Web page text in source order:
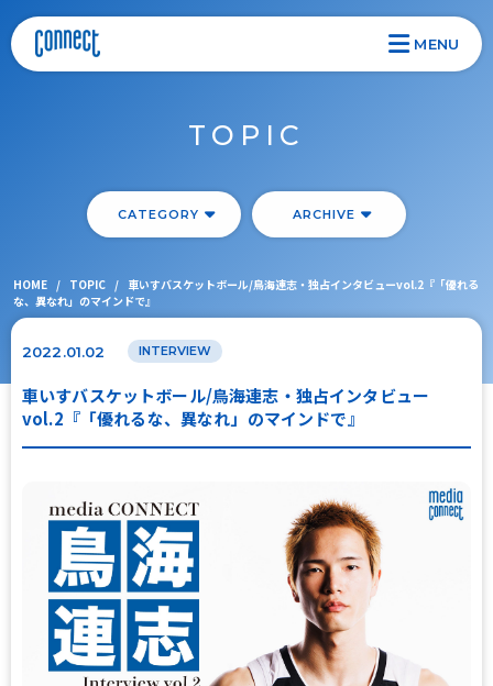
MENU
TOPIC
CATEGORY ARCHIVE
HOME / TOPIC / 車いすバスケットボール/鳥海連志・独占インタビューvol.2『「優れる
な、異なれ」のマインドで』
2022.01.02 INTERVIEW
車いすバスケットボール/鳥海連志・独占インタビュー
vol.2『「優れるな、異なれ」のマインドで』